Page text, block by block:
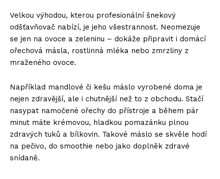
Velkou výhodou, kterou profesionální šnekový
odšťavňovač nabízí, je jeho všestrannost. Neomezuje
se jen na ovoce a zeleninu – dokáže připravit i domácí
ořechová másla, rostlinná mléka nebo zmrzliny z
mraženého ovoce.
Například mandlové či kešu máslo vyrobené doma je
nejen zdravější, ale i chutnější než to z obchodu. Stačí
nasypat namočené ořechy do přístroje a během pár
minut máte krémovou, hladkou pomazánku plnou
zdravých tuků a bílkovin. Takové máslo se skvěle hodí
na pečivo, do smoothie nebo jako doplněk zdravé
snídaně.